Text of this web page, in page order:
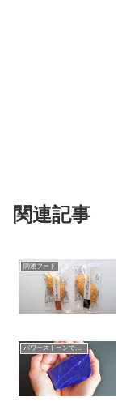
関連記事
開運フード
パワーストーンで開運